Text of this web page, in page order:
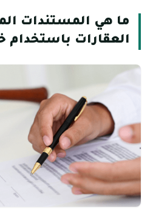
ما هي المستندات
العقارات باستخدام